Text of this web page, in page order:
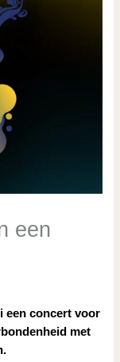
een
een concert voor
met